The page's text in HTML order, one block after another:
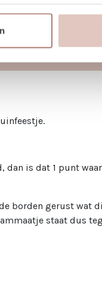
is dat 1 punt
borden gerust wat
staat dus